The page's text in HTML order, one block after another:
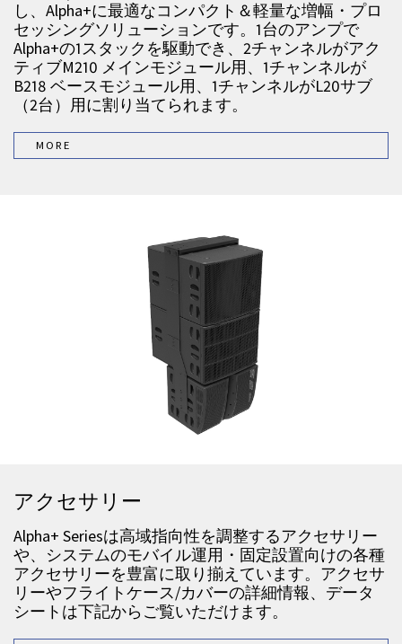
し、Alpha+に最適なコンパクト＆軽量な増幅・プロ
セッシングソリューションです。1台のアンプで
Alpha+の1スタックを駆動でき、2チャンネルがアク
ティブM210 メインモジュール用、1チャンネルが
B218 ベースモジュール用、1チャンネルがL20サブ
（2台）用に割り当てられます。
MORE
アクセサリー
Alpha+ Seriesは高域指向性を調整するアクセサリー
や、システムのモバイル運用・固定設置向けの各種
アクセサリーを豊富に取り揃えています。アクセサ
リーやフライトケース/カバーの詳細情報、データ
シートは下記からご覧いただけます。